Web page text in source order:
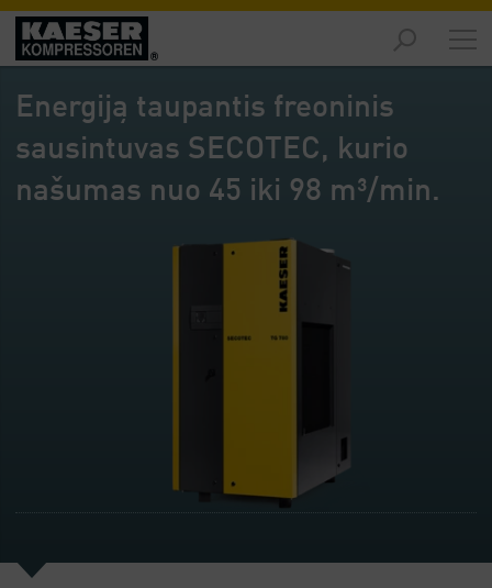
Produktai
-
Apžvalga
Sprendimai
-
Apžvalga
Energiją taupantis freoninis
sausintuvas SECOTEC, kurio
našumas nuo 45 iki 98 m³/min.